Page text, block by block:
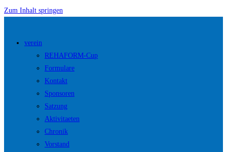
Zum Inhalt springen
verein
REHAFORM-Cup
Formulare
Kontakt
Sponsoren
Satzung
Aktivitaeten
Chronik
Vorstand